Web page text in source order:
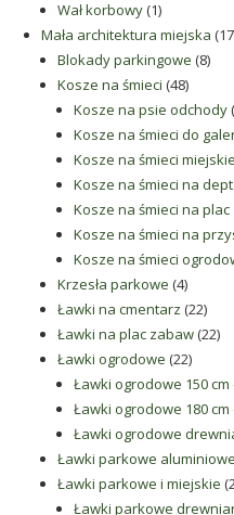
Wał korbowy 11
produkt
Mała architektura miejska
Blokady parkingowe 88
Kosze na śmieci 4848
Kosze na psie odchody
Kosze na śmieci do
Kosze na śmieci miejskie
Kosze na śmieci na
Kosze na śmieci na
Kosze na śmieci na
Kosze na śmieci
Krzesła parkowe 44
produkty
Ławki na cmentarz 2222
Ławki na plac zabaw 2222
Ławki ogrodowe 2222
Ławki ogrodowe 150 cm
Ławki ogrodowe 180 cm
Ławki ogrodowe
Ławki parkowe aluminiowe
Ławki parkowe i miejskie
Ławki parkowe